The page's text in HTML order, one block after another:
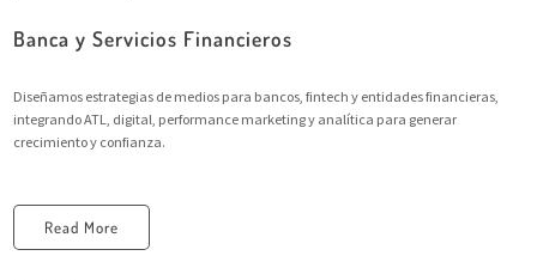
Banca y Servicios Financieros
Diseñamos estrategias de medios para bancos, fintech y entidades financieras,
integrando ATL, digital, performance marketing y analítica para generar
crecimiento y confianza.
Read More